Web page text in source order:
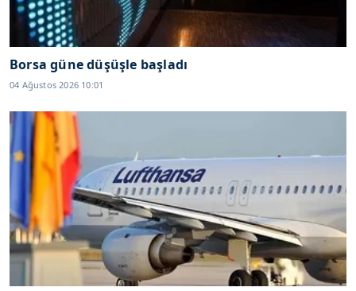
Borsa güne düşüşle başladı
04 Ağustos 2026 10:01